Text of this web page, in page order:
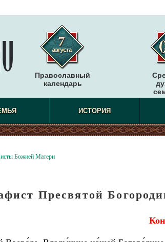
Православный
календарь
ИСТОРИЯ
Божией Матери
Пресвятой
К